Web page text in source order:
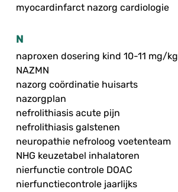
myocardinfarct nazorg cardiologie
N
naproxen dosering kind 10-11 mg/kg
NAZMN
nazorg coördinatie huisarts
nazorgplan
nefrolithiasis acute pijn
nefrolithiasis galstenen
neuropathie nefroloog voetenteam
NHG keuzetabel inhalatoren
nierfunctie controle DOAC
nierfunctiecontrole jaarlijks